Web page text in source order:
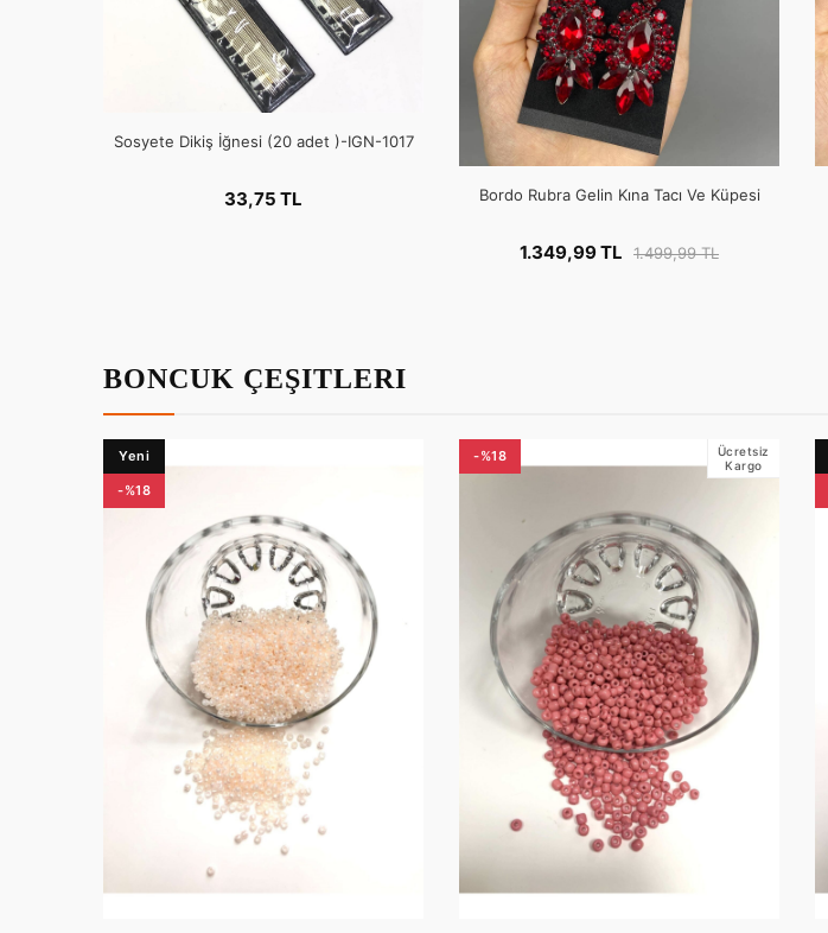
Sosyete Dikiş İğnesi (20 adet )-IGN-1017
33,75 TL Bordo Rubra Gelin Kına Tacı Ve Küpesi
1.349,99 TL 1.499,99 TL
BONCUK ÇEŞITLERI
Yeni
-%18
-%18
Ücretsiz
Kargo